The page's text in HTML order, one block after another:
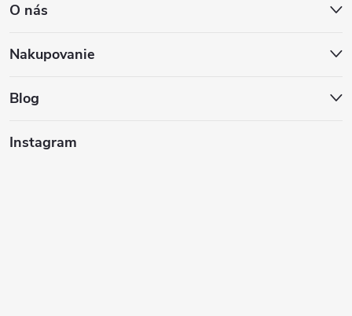
p
ä
O nás
Nakupovanie
Blog
Instagram